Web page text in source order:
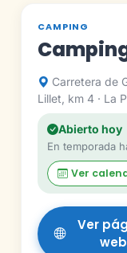
CAMPING
Carretera de
Lillet, km 4 · La
Abierto hoy
En temporada
Ver
Ver
web